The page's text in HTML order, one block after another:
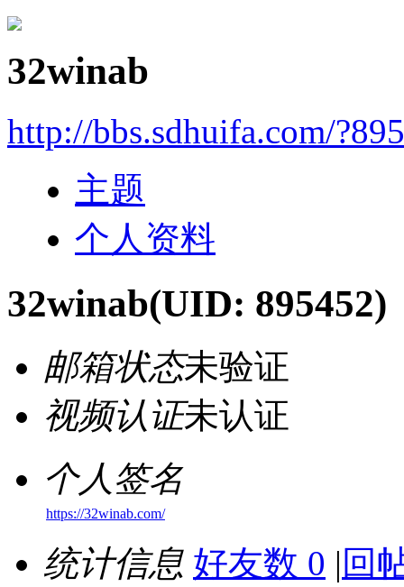
32winab
http://bbs.sdhuifa.com/
主题
个人资料
32winab(UID: 895452)
邮箱状态未验证
视频认证未认证
个人签名
https://32winab.com/
统计信息 好友数 0 | 回